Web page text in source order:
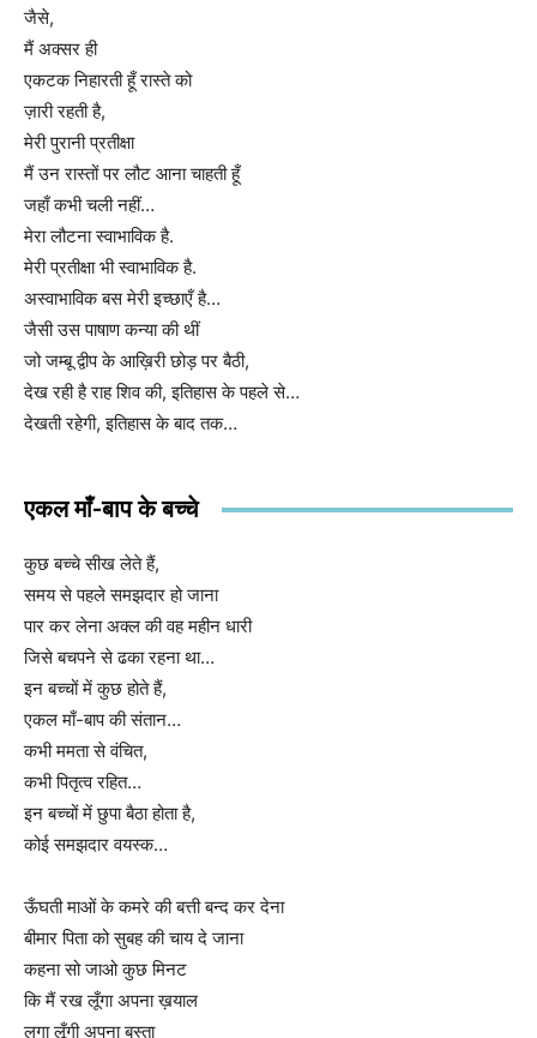
जैसे,
मैं अक्सर ही
एकटक निहारती हूँ रास्ते को
ज़ारी रहती है,
मेरी पुरानी प्रतीक्षा
मैं उन रास्तों पर लौट आना चाहती हूँ
जहाँ कभी चली नहीं…
मेरा लौटना स्वाभाविक है.
मेरी प्रतीक्षा भी स्वाभाविक है.
अस्वाभाविक बस मेरी इच्छाएँ है…
जैसी उस पाषाण कन्या की थीं
जो जम्बू द्वीप के आख़िरी छोड़ पर बैठी,
देख रही है राह शिव की, इतिहास के पहले से…
देखती रहेगी, इतिहास के बाद तक…
एकल माँ-बाप के बच्चे
कुछ बच्चे सीख लेते हैं,
समय से पहले समझदार हो जाना
पार कर लेना अक्ल की वह महीन धारी
जिसे बचपने से ढका रहना था…
इन बच्चों में कुछ होते हैं,
एकल माँ-बाप की संतान…
कभी ममता से वंचित,
कभी पितृत्व रहित…
इन बच्चों में छुपा बैठा होता है,
कोई समझदार वयस्क…
ऊँघती माओं के कमरे की बत्ती बन्द कर देना
बीमार पिता को सुबह की चाय दे जाना
कहना सो जाओ कुछ मिनट
कि मैं रख लूँगा अपना ख़याल
लगा लूँगी अपना बस्ता